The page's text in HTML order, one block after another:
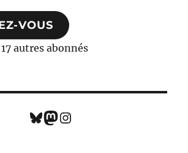
VOUS
autres abonnés
Bluesky
Mastodon
Instagram